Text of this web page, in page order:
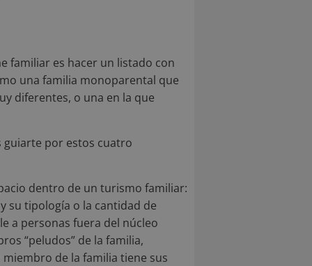
familiar es hacer un listado con
una familia monoparental que
diferentes, o una en la que
por estos cuatro
dentro de un turismo familiar:
su tipología o la cantidad de
a personas fuera del núcleo
“peludos” de la familia,
de la familia tiene sus